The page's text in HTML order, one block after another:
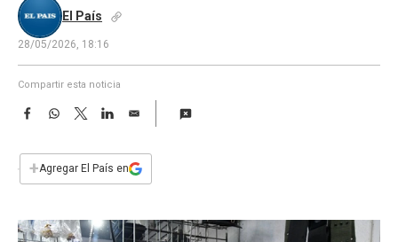
El País
28/05/2026, 18:16
Compartir esta noticia
F
e
b
k
W
s
p
T
w
t
L
n
E
i
l
+Agregar El País en